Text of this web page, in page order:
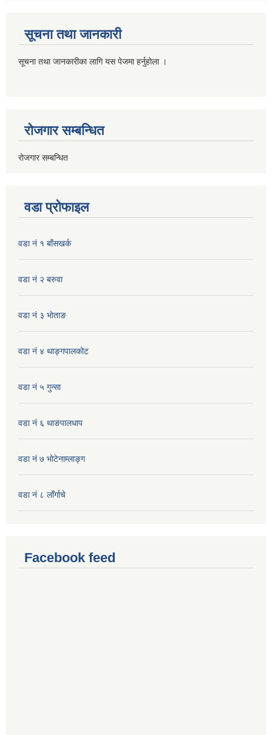
सूचना तथा जानकारी
सूचना तथा जानकारीका लागि यस पेजमा हर्नुहोला ।
रोजगार सम्बन्धित
रोजगार सम्बन्धित
वडा प्रोफाइल
वडा नं १ बाँसखर्क
वडा नं २ बरुवा
वडा नं ३ भाेताङ
वडा नं ४ थाङ्गपालकाेट
वडा नं ५ गुन्सा
वडा नं ६ थाङपालधाप
वडा नं ७ भाेटेनाम्लाङ्ग
वडा नं ८ लाँर्गाचे
Facebook feed